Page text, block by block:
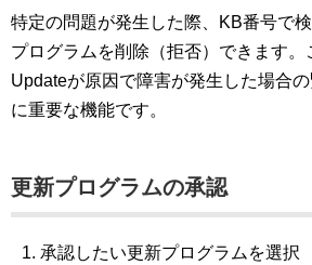
特定の問題が発生した際、KB番号で
プログラムを削除（拒否）できます
Updateが原因で障害が発生した場合
に重要な機能です。
更新プログラムの承認
承認したい更新プログラムを選択